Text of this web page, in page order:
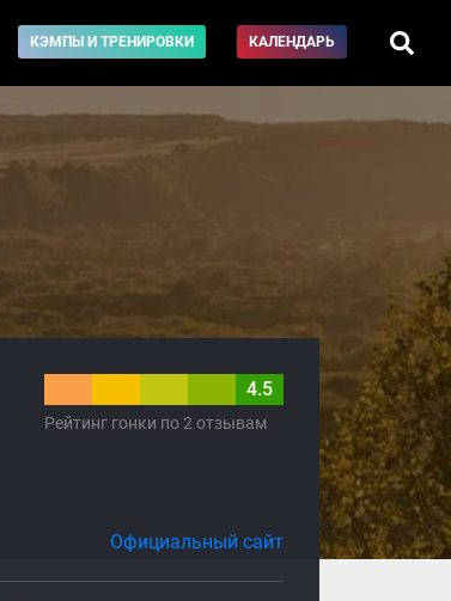
КЭМПЫ И ТРЕНИРОВКИ КАЛЕНДАРЬ
4.5
Рейтинг гонки по 2 отзывам
Официальный сайт